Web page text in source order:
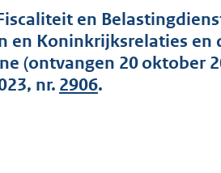
en
en Koninkrijksrelaties en
(ontvangen 20 oktober
nr. 2906.